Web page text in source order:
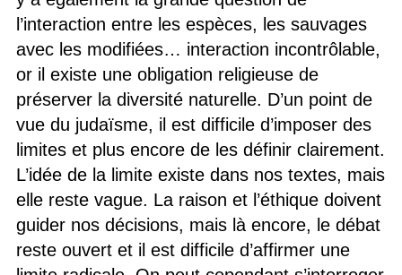
l’interaction entre les espèces, les sauvages
avec les modifiées… interaction incontrôlable,
or il existe une obligation religieuse de
préserver la diversité naturelle. D’un point de
vue du judaïsme, il est difficile d’imposer des
limites et plus encore de les définir clairement.
L’idée de la limite existe dans nos textes, mais
elle reste vague. La raison et l’éthique doivent
guider nos décisions, mais là encore, le débat
reste ouvert et il est difficile d’affirmer une